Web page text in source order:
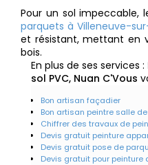
Pour un sol impeccable,
parquets à Villeneuve-
et résistant, mettant en
bois.
En plus de ses services :
sol PVC, Nuan C'Vous
Bon artisan façadier
Bon artisan peintre salle
Chiffrer des travaux de
Devis gratuit peinture
Devis gratuit pose de
Devis gratuit pour peinture